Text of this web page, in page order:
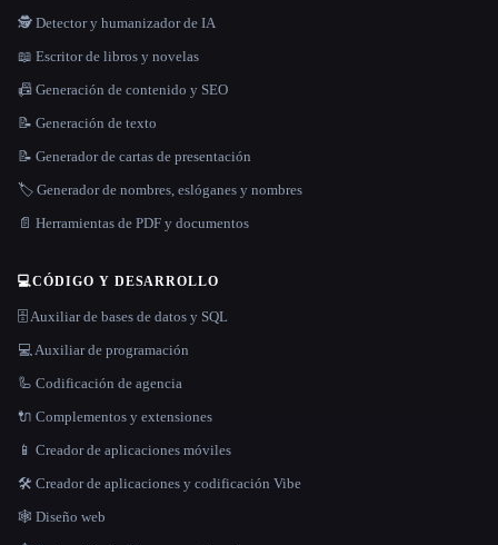
🕵️ Detector y humanizador de IA
📖 Escritor de libros y novelas
📠 Generación de contenido y SEO
📝 Generación de texto
📝 Generador de cartas de presentación
🏷️ Generador de nombres, eslóganes y nombres
📄 Herramientas de PDF y documentos
💻CÓDIGO Y DESARROLLO
🗄️ Auxiliar de bases de datos y SQL
💻 Auxiliar de programación
🦾 Codificación de agencia
🔌 Complementos y extensiones
📱 Creador de aplicaciones móviles
🛠️ Creador de aplicaciones y codificación Vibe
🕸 Diseño web